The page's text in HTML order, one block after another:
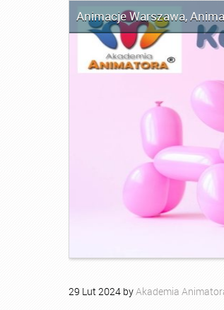
Animacje Warszawa,
29 Lut2024 byAkademia